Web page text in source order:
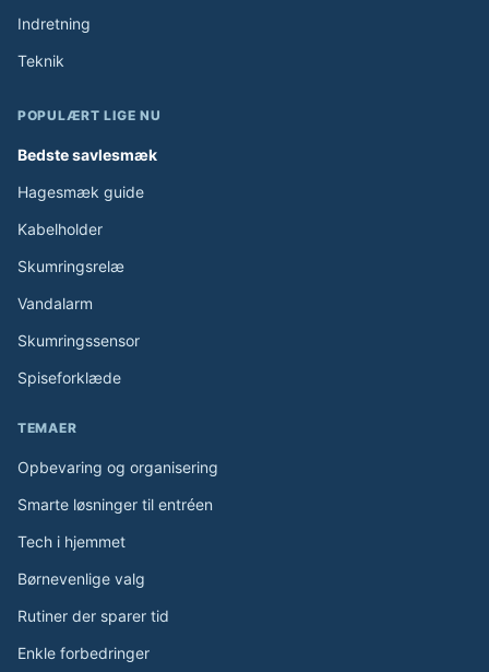
Indretning
Teknik
POPULÆRT LIGE NU
Bedste savlesmæk
Hagesmæk guide
Kabelholder
Skumringsrelæ
Vandalarm
Skumringssensor
Spiseforklæde
TEMAER
Opbevaring og organisering
Smarte løsninger til entréen
Tech i hjemmet
Børnevenlige valg
Rutiner der sparer tid
Enkle forbedringer